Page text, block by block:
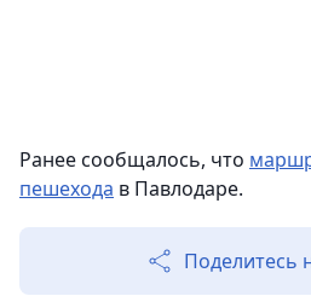
Ранее сообщалось, что
пешехода в Павлодаре.
Поделитесь